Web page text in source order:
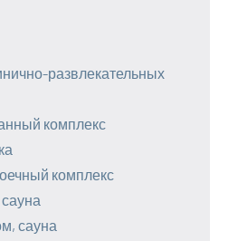
развлекательных
комплекс
комплекс
сауна